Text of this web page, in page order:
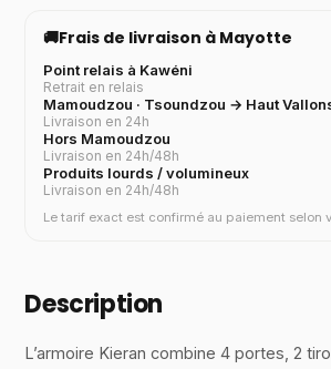
🚚Frais de livraison à Mayotte
Point relais à Kawéni
Retrait en relais
Mamoudzou · Tsoundzou → Haut
Livraison en 24h
Hors Mamoudzou
Livraison en 24h/48h
Produits lourds / volumineux
Livraison en 24h/48h
Le tarif exact est confirmé au paiement selon
Description
L’armoire Kieran combine 4 portes, 2